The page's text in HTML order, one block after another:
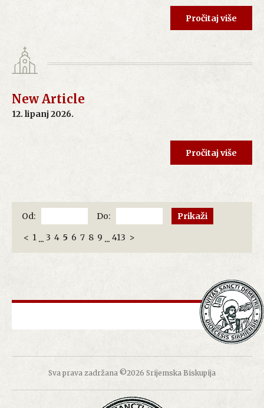
Pročitaj više
New Article
12. lipanj 2026.
Pročitaj više
Od:
Do:
< 1 ... 3 4 5 6 7 8 9 ... 413 >
Sva prava zadržana ©2026 Srijemska Biskupija